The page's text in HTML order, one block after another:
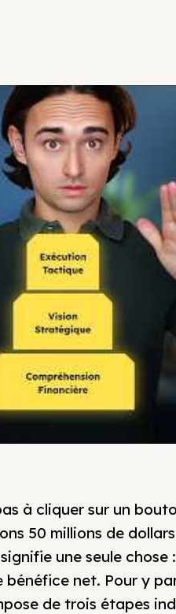
à cliquer sur un
50 millions de
une seule chose
net. Pour y
de trois étapes